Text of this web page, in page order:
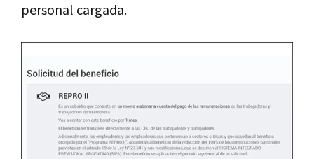
personal cargada.